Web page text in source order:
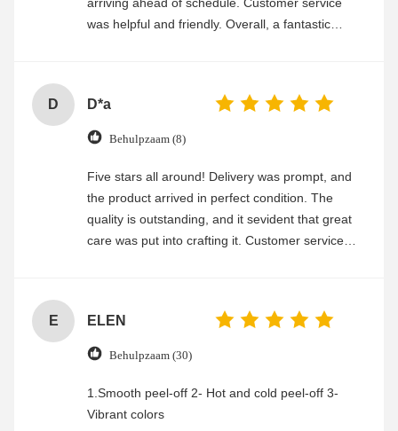
arriving ahead of schedule. Customer service
was helpful and friendly. Overall, a fantastic
D D*a
Behulpzaam (8)
Five stars all around! Delivery was prompt, and
the product arrived in perfect condition. The
quality is outstanding, and it sevident that great
care was put into crafting it. Customer service
E ELEN
Behulpzaam (30)
1.Smooth peel-off 2- Hot and cold peel-off 3-
Vibrant colors